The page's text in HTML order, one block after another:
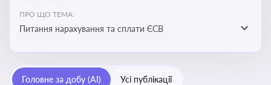
ПРО ЩО ТЕМА:
Питання нарахування та сплати ЄСВ
Головне за добу (AI) Усі публікації